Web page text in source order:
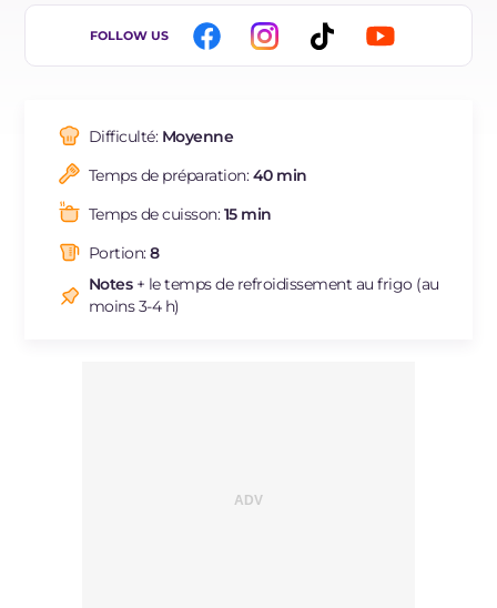
IT
ES
BR
FOLLOW US
Difficulté: Moyenne
Temps de préparation:40 min
Temps de cuisson:15 min
Portion:8
Notes+ le temps de refroidissement au frigo (au
moins 3-4 h)